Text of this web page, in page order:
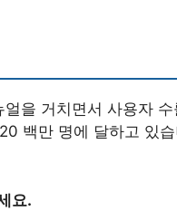
을 거치면서 사용자
백만 명에 달하고 있
요.